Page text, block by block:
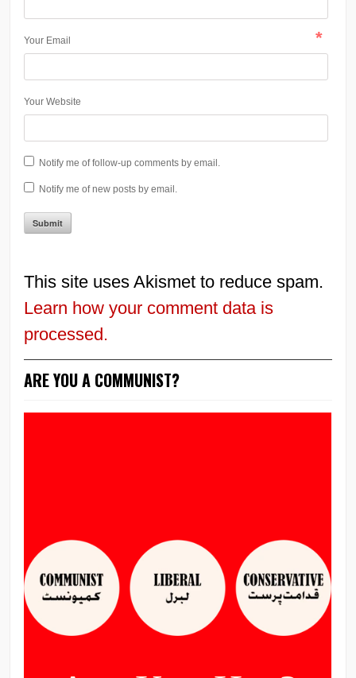
Your Email *
Your Website
Notify me of follow-up comments by email.
Notify me of new posts by email.
This site uses Akismet to reduce spam.
Learn how your comment data is
processed.
ARE YOU A COMMUNIST?